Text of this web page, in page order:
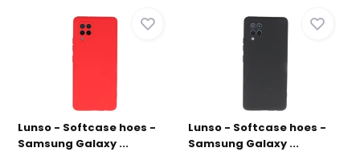
Lunso - Softcase hoes -
Samsung Galaxy ...
Lunso - Softcase hoes -
Samsung Galaxy ...